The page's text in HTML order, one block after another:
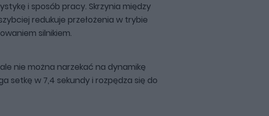
i sposób pracy. Skrzynia między
redukuje przełożenia w trybie
silnikiem.
nie można narzekać na dynamikę
setkę w 7,4 sekundy i rozpędza się do